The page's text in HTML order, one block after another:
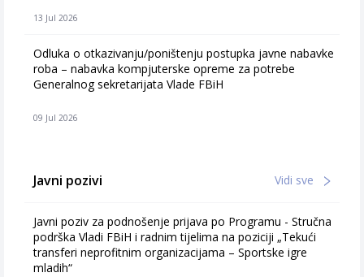
13 Jul 2026
Odluka o otkazivanju/poništenju postupka javne nabavke
roba – nabavka kompjuterske opreme za potrebe
Generalnog sekretarijata Vlade FBiH
09 Jul 2026
Javni pozivi Vidi sve
Javni poziv za podnošenje prijava po Programu - Stručna
podrška Vladi FBiH i radnim tijelima na poziciji „Tekući
transferi neprofitnim organizacijama – Sportske igre
mladih“